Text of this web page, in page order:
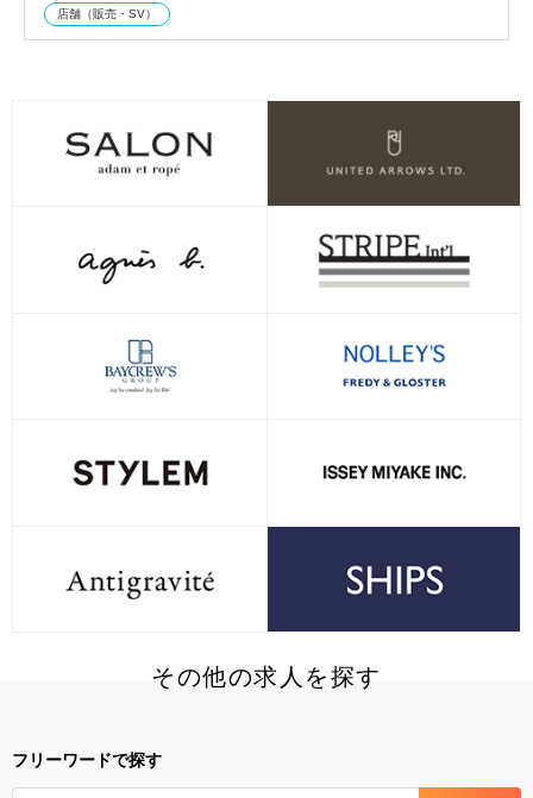
店舗（販売・SV）
その他の求人を探す
フリーワードで探す